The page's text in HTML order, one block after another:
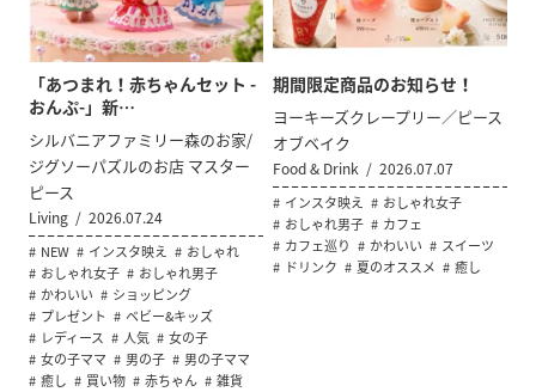
「あつまれ！赤ちゃんセット -
おんぷ-」新…
シルバニアファミリー森のお家/
ジグソーパズルのお店 マスター
ピース
Living 2026.07.24
NEW インスタ映え
おしゃれ
おしゃれ女子
おしゃれ男子
かわいい
ショッピング
プレゼント
ベビー&キッズ
レディース
人気
女の子
女の子ママ
男の子
男の子ママ
癒し
買い物 赤ちゃん 雑貨
期間限定商品のお知らせ！
ヨーキーズクレープリー／ピース
オブベイク
Food & Drink 2026.07.07
インスタ映え
おしゃれ女子
おしゃれ男子
カフェ
カフェ巡り
かわいい
スイーツ
ドリンク
夏のオススメ 癒し